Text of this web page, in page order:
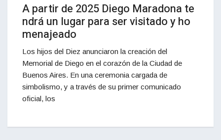
A partir de 2025 Diego Maradona te
ndrá un lugar para ser visitado y ho
menajeado
Los hijos del Diez anunciaron la creación del
Memorial de Diego en el corazón de la Ciudad de
Buenos Aires. En una ceremonia cargada de
simbolismo, y a través de su primer comunicado
oficial, los